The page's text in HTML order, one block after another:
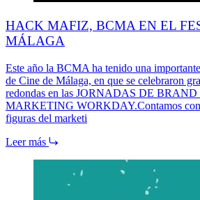
HACK MAFIZ, BCMA EN EL
MÁLAGA
Este año la BCMA ha tenido una
de Cine de Málaga, en que se celebraron
redondas en las JORNADAS DE
MARKETING WORKDAY.Contamos con
figuras del marketi
Leer más